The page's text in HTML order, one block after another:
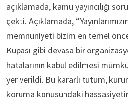
açıklamada, kamu yayıncılığı
çekti. Açıklamada,
memnuniyeti bizim en temel
Kupası gibi devasa bir
hatalarının kabul edilmesi
yer verildi. Bu kararlı tutum,
koruma konusundaki